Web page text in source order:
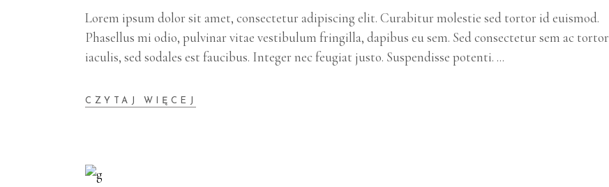
Lorem ipsum dolor sit amet, consectetur adipiscing elit. Curabitur molestie sed tortor id euismod.
Phasellus mi odio, pulvinar vitae vestibulum fringilla, dapibus eu sem. Sed consectetur sem ac tortor
iaculis, sed sodales est faucibus. Integer nec feugiat justo. Suspendisse potenti.
CZYTAJ WIĘCEJ